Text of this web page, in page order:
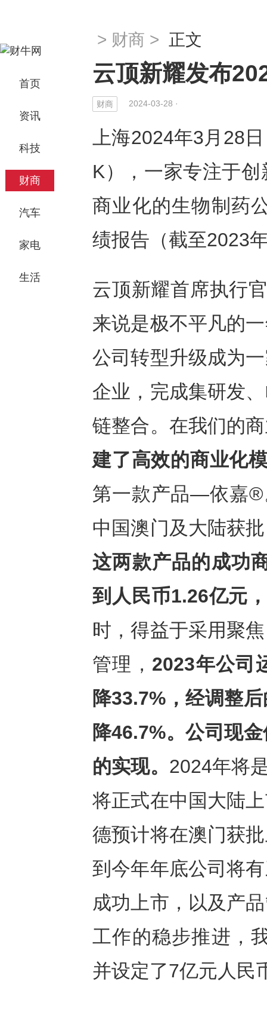
首页
资讯
科技
财商
汽车
家电
生活
> 财商 > 正文
云顶新耀发布
财商 2024-03-28 ·
上海2024年3月28
K），一家专注于
商业化的生物制药
绩报告（截至2023
云顶新耀首席执行
来说是极不平凡的
公司转型升级成为
企业，完成集研发
链整合。在我们的
建了高效的商业化
第一款产品—依嘉®
中国澳门及大陆获
这两款产品的成功
到人民币1.26亿元
时，得益于采用聚
管理， 2023年公司
降33.7% ，经调整
降46.7%。公司现
的实现。 2024年将
将正式在中国大陆
德预计将在澳门获
到今年年底公司将
成功上市，以及产
工作的稳步推进，
并设定了7亿元人民